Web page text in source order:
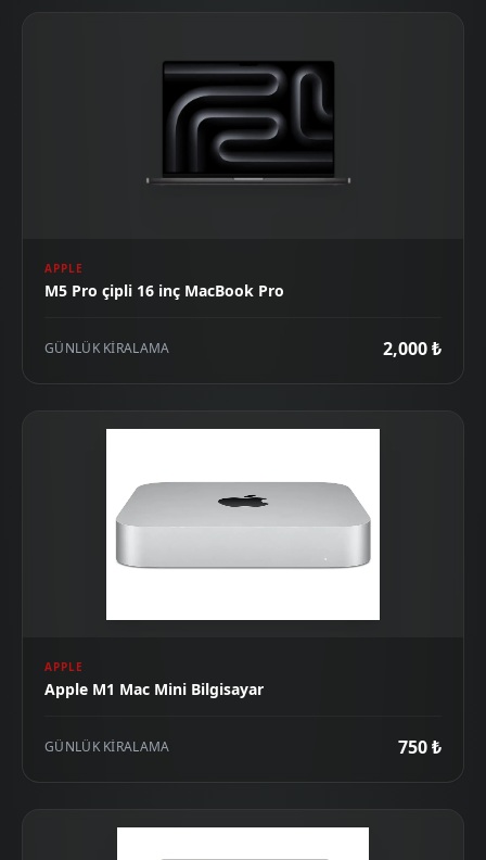
APPLE
M5 Pro çipli 16 inç MacBook Pro
GÜNLÜK KIRALAMA 2,000 ₺
APPLE
Apple M1 Mac Mini Bilgisayar
GÜNLÜK KIRALAMA 750 ₺